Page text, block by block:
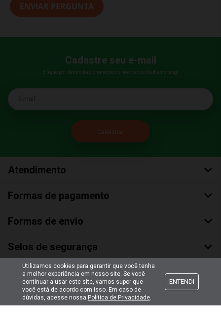
ENVIAR PERGUNTA
Cadastre seu e-mail
E fique por dentro das promoções e novidades da Bumerang!
E-mail
Atendimento
Formas de pagamento
Formas de envio
Selos de segurança
Utilizamos cookies para garantir que você tenha
a melhor experiência em nosso site. Se você
continuar a usar este site, vamos supor que
você está de acordo com isso. Em caso de
dúvidas, acesse nossa Política de Privacidade.
ENTENDI